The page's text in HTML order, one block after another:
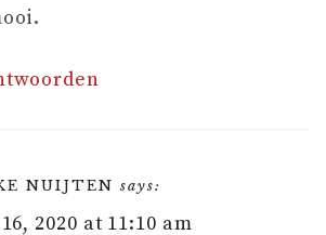
NUIJTEN says:
2020 at 11:10 am